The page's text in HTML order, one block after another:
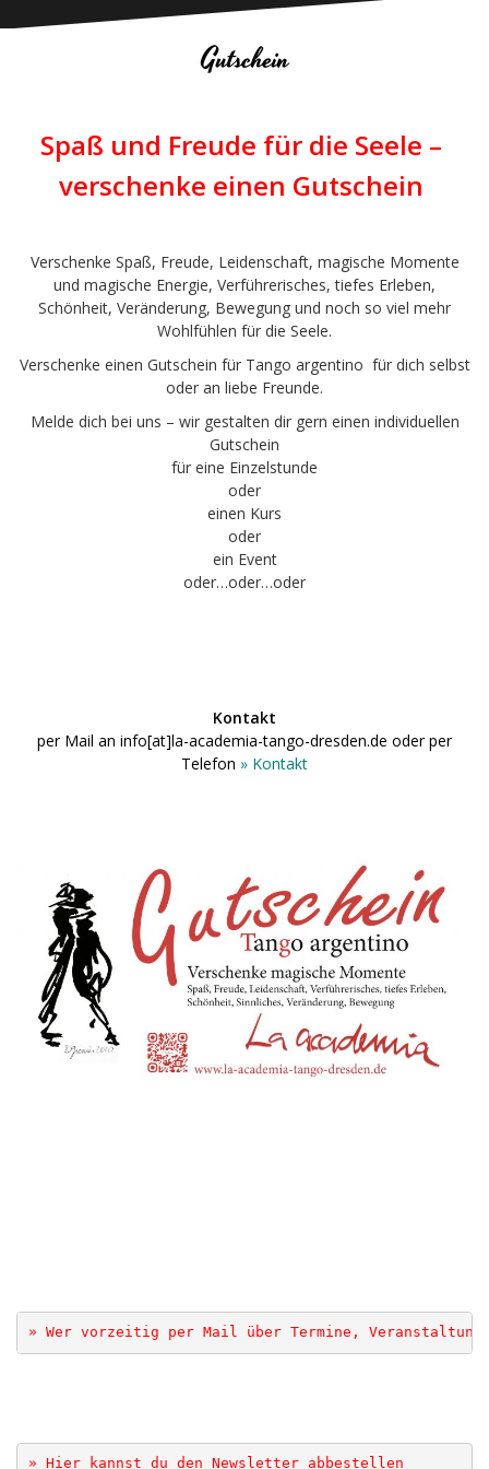
Gutschein
Spaß und Freude für die Seele –
verschenke einen Gutschein
Verschenke Spaß, Freude, Leidenschaft, magische Momente
und magische Energie, Verführerisches, tiefes Erleben,
Schönheit, Veränderung, Bewegung und noch so viel mehr
Wohlfühlen für die Seele.
Verschenke einen Gutschein für Tango argentino für dich selbst
oder an liebe Freunde.
Melde dich bei uns – wir gestalten dir gern einen individuellen
Gutschein
für eine Einzelstunde
oder
einen Kurs
oder
ein Event
oder…oder…oder
Kontakt
per Mail an info[at]la-academia-tango-dresden.de oder per
Telefon » Kontakt
» Wer vorzeitig per Mail über Termine,
» Hier kannst du den Newsletter abbestellen